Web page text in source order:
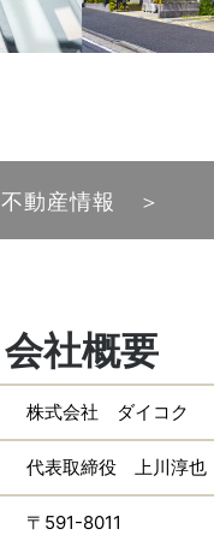
不動産情報 ＞
会社概要
株式会社 ダイコク
代表取締役 上川淳也
〒591-8011